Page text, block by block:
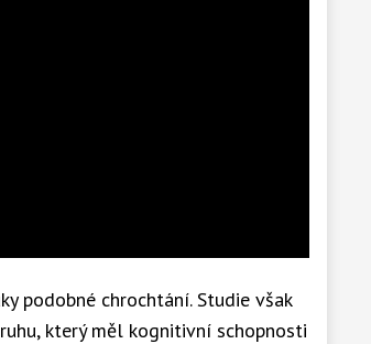
podobné chrochtání. Studie však
který měl kognitivní schopnosti